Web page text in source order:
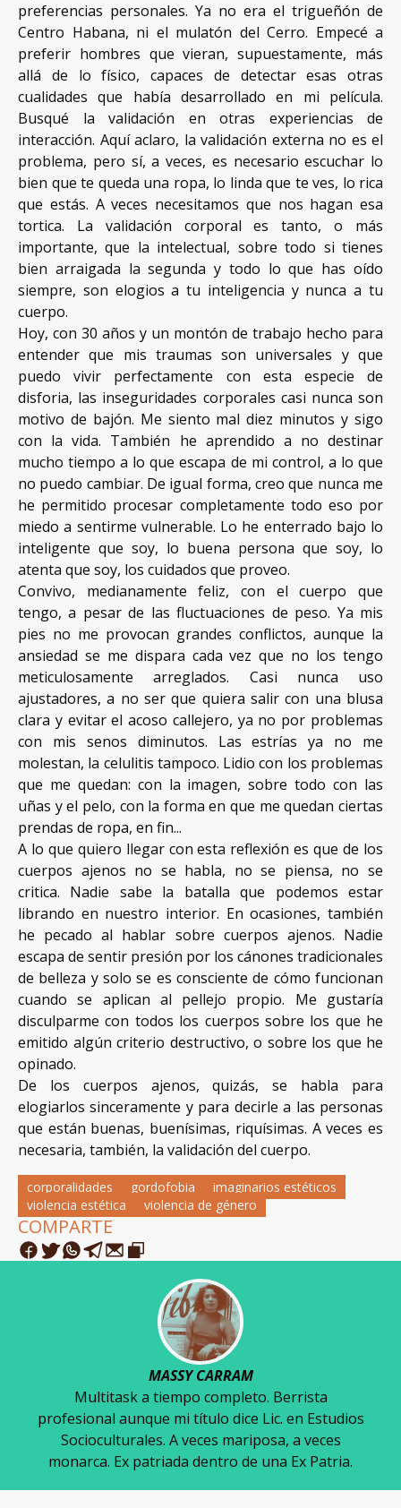
preferencias personales. Ya no era el trigueñón de
Centro Habana, ni el mulatón del Cerro. Empecé a
preferir hombres que vieran, supuestamente, más
allá de lo físico, capaces de detectar esas otras
cualidades que había desarrollado en mi película.
Busqué la validación en otras experiencias de
interacción. Aquí aclaro, la validación externa no es el
problema, pero sí, a veces, es necesario escuchar lo
bien que te queda una ropa, lo linda que te ves, lo rica
que estás. A veces necesitamos que nos hagan esa
tortica. La validación corporal es tanto, o más
importante, que la intelectual, sobre todo si tienes
bien arraigada la segunda y todo lo que has oído
siempre, son elogios a tu inteligencia y nunca a tu
cuerpo.
Hoy, con 30 años y un montón de trabajo hecho para
entender que mis traumas son universales y que
puedo vivir perfectamente con esta especie de
disforia, las inseguridades corporales casi nunca son
motivo de bajón. Me siento mal diez minutos y sigo
con la vida. También he aprendido a no destinar
mucho tiempo a lo que escapa de mi control, a lo que
no puedo cambiar. De igual forma, creo que nunca me
he permitido procesar completamente todo eso por
miedo a sentirme vulnerable. Lo he enterrado bajo lo
inteligente que soy, lo buena persona que soy, lo
atenta que soy, los cuidados que proveo.
Convivo, medianamente feliz, con el cuerpo que
tengo, a pesar de las fluctuaciones de peso. Ya mis
pies no me provocan grandes conflictos, aunque la
ansiedad se me dispara cada vez que no los tengo
meticulosamente arreglados. Casi nunca uso
ajustadores, a no ser que quiera salir con una blusa
clara y evitar el acoso callejero, ya no por problemas
con mis senos diminutos. Las estrías ya no me
molestan, la celulitis tampoco. Lidio con los problemas
que me quedan: con la imagen, sobre todo con las
uñas y el pelo, con la forma en que me quedan ciertas
prendas de ropa, en fin...
A lo que quiero llegar con esta reflexión es que de los
cuerpos ajenos no se habla, no se piensa, no se
critica. Nadie sabe la batalla que podemos estar
librando en nuestro interior. En ocasiones, también
he pecado al hablar sobre cuerpos ajenos. Nadie
escapa de sentir presión por los cánones tradicionales
de belleza y solo se es consciente de cómo funcionan
cuando se aplican al pellejo propio. Me gustaría
disculparme con todos los cuerpos sobre los que he
emitido algún criterio destructivo, o sobre los que he
opinado.
De los cuerpos ajenos, quizás, se habla para
elogiarlos sinceramente y para decirle a las personas
que están buenas, buenísimas, riquísimas. A veces es
necesaria, también, la validación del cuerpo.
corporalidades gordofobia
imaginarios estéticos
violencia estética
violencia de género
COMPARTE
MASSY CARRAM
Multitask a tiempo completo. Berrista
profesional aunque mi título dice Lic. en Estudios
Socioculturales. A veces mariposa, a veces
monarca. Ex patriada dentro de una Ex Patria.